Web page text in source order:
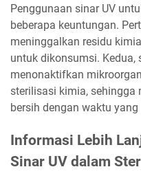
Penggunaan sinar UV
beberapa keuntungan.
meninggalkan residu
untuk dikonsumsi. Kedua,
menonaktifkan
sterilisasi kimia, sehingga
bersih dengan waktu
Informasi Lebih
Sinar UV dalam